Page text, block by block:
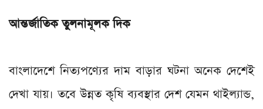
আন্তর্জাতিক তুলনামূলক দিক
বাংলাদেশে নিত্যপণ্যের দাম বাড়ার ঘটনা অনেক দেশেই
দেখা যায়। তবে উন্নত কৃষি ব্যবস্থার দেশ যেমন থাইল্যান্ড,